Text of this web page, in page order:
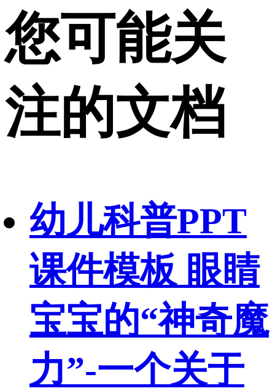
您可能关
注的文档
幼儿科普PPT
课件模板 眼睛
宝宝的“神奇魔
力”-一个关于